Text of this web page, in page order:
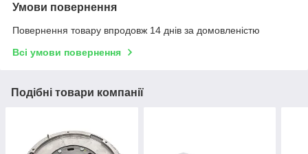
Умови повернення
Повернення товару впродовж 14 днів за домовленістю
Всі умови повернення
Подібні товари компанії